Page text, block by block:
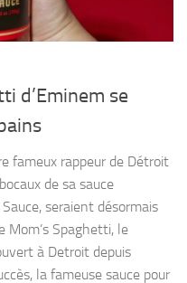
d’Eminem se
fameux rappeur de Détroit
de sa sauce
seraient désormais
Mom’s Spaghetti, le
à Detroit depuis
la fameuse sauce pour